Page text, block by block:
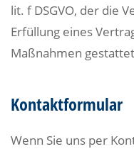
lit. f DSGVO, der die
Erfüllung eines
Maßnahmen
Kontaktformular
Wenn Sie uns per